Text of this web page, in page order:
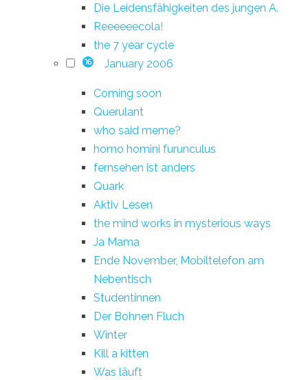
Die Leidensfähigkeiten des jungen A.
Reeeeeecola!
the 7 year cycle
16 January 2006
Coming soon
Querulant
who said meme?
homo homini furunculus
fernsehen ist anders
Quark
Aktiv Lesen
the mind works in mysterious ways
Ja Mama
Ende November, Mobiltelefon am
Nebentisch
Studentinnen
Der Bohnen Fluch
Winter
Kill a kitten
Was läuft